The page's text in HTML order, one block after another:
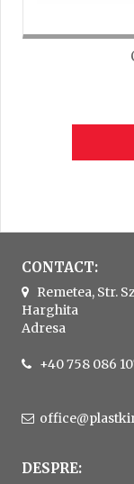
CONTACT:
Remetea, Str.
Harghita
Adresa
+40 758 086
DESPRE: